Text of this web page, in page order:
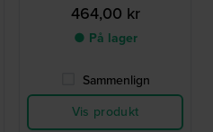
464,00 kr
● På lager
Sammenlign
Vis produkt